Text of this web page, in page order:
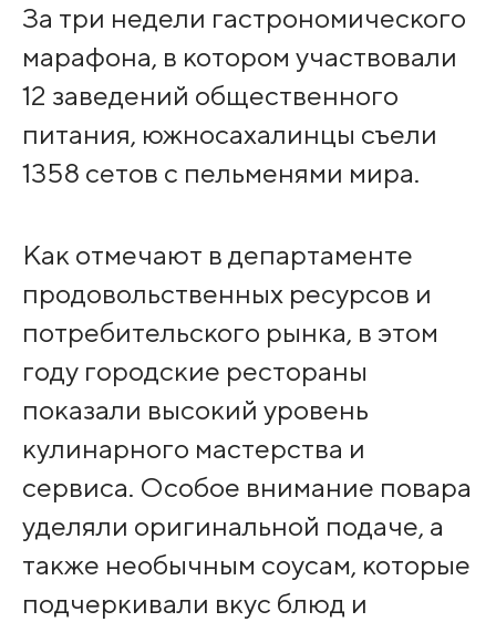
За три недели гастрономического
марафона, в котором участвовали
12 заведений общественного
питания, южносахалинцы съели
1358 сетов с пельменями мира.
Как отмечают в департаменте
продовольственных ресурсов и
потребительского рынка, в этом
году городские рестораны
показали высокий уровень
кулинарного мастерства и
сервиса. Особое внимание повара
уделяли оригинальной подаче, а
также необычным соусам, которые
подчеркивали вкус блюд и